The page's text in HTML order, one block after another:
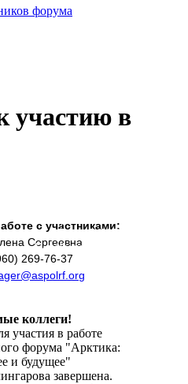
форума
участию в
Тел. +7 (960) 269-76-37
E-mail:manager@aspolrf.org
с участниками:
Сергеевна
269-76-37
коллеги!
участия в работе
форума "Арктика:
и будущее"
завершена.